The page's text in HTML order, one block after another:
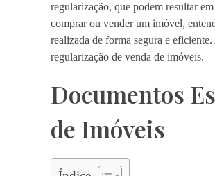
regularização, que podem resultar
comprar ou vender um imóvel,
realizada de forma segura e
regularização de venda de imóveis.
Documentos
de Imóveis